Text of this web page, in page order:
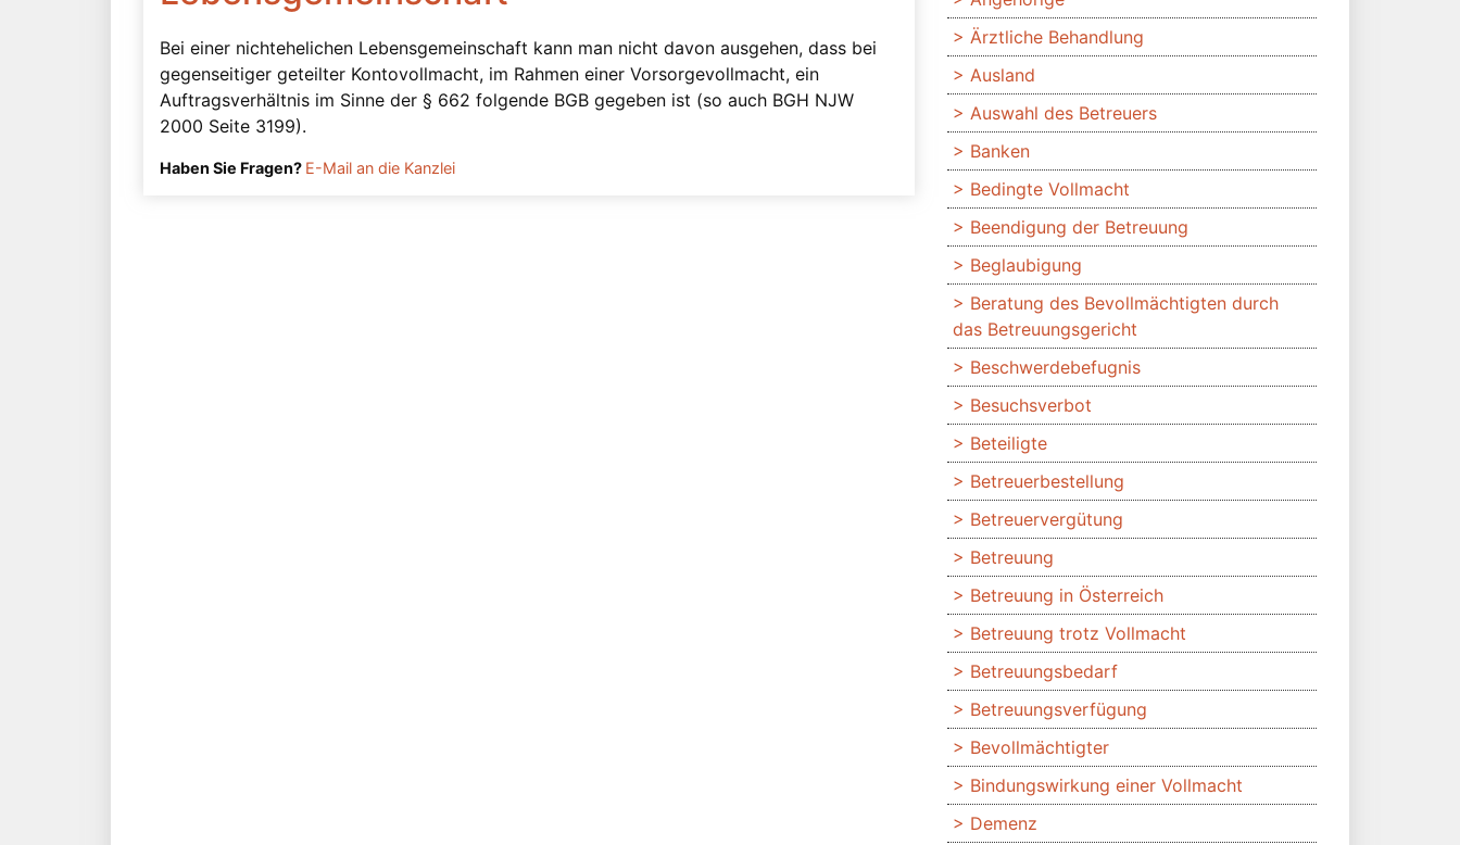
Bei einer nichtehelichen Lebensgemeinschaft kann man nicht davon ausgehen, dass bei
gegenseitiger geteilter Kontovollmacht, im Rahmen einer Vorsorgevollmacht, ein
Auftragsverhältnis im Sinne der § 662 folgende BGB gegeben ist (so auch BGH NJW
2000 Seite 3199).
Haben Sie Fragen? E-Mail an die Kanzlei
Ärztliche Behandlung
Ausland
Auswahl des Betreuers
Banken
Bedingte Vollmacht
Beendigung der Betreuung
Beglaubigung
Beratung des Bevollmächtigten durch
das Betreuungsgericht
Beschwerdebefugnis
Besuchsverbot
Beteiligte
Betreuerbestellung
Betreuervergütung
Betreuung
Betreuung in Österreich
Betreuung trotz Vollmacht
Betreuungsbedarf
Betreuungsverfügung
Bevollmächtigter
Bindungswirkung einer Vollmacht
Demenz